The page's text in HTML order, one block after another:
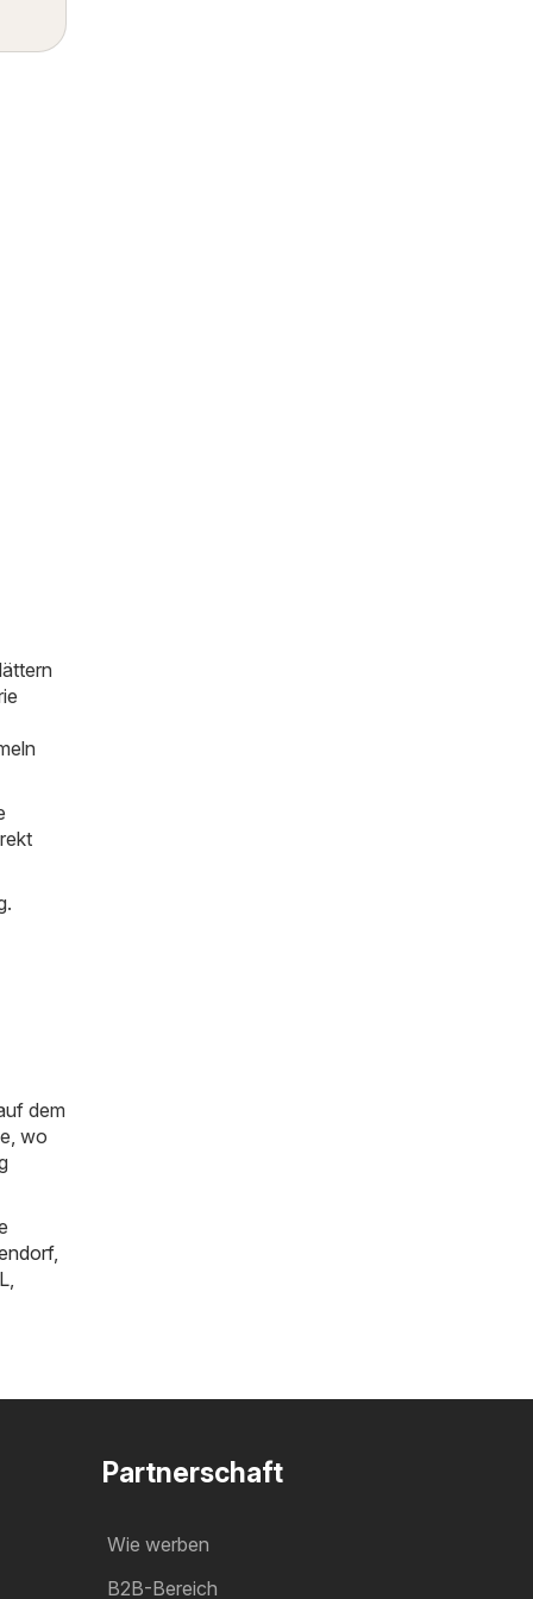
dem
wo
,
Partnerschaft
Wie werben
B2B-Bereich